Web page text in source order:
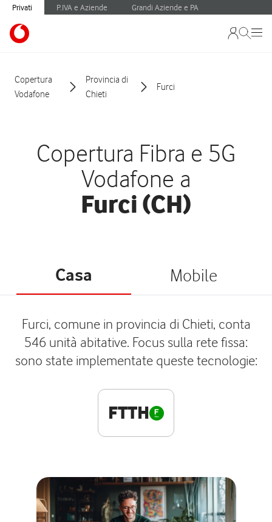
Privati P.IVA e Aziende Grandi Aziende e PA
Copertura
Vodafone
Provincia di
Chieti
Furci
Copertura Fibra e 5G
Vodafone a
Furci (CH)
Casa Mobile
Furci, comune in provincia di Chieti, conta
546 unità abitative. Focus sulla rete fissa:
sono state implementate queste tecnologie:
FTTH